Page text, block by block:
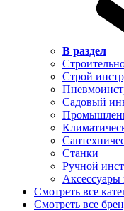
В раздел
Строй
Садовый
Станки
Ручной
Аксессуары
Смотреть все
Смотреть все